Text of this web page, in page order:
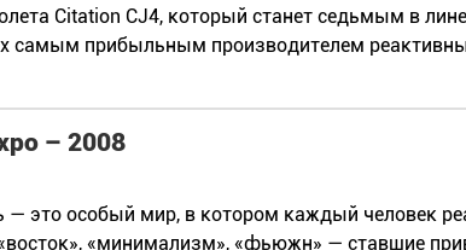
Citation CJ4, который станет седьмым в
самым прибыльным производителем
– 2008
— это особый мир, в котором каждый человек
«минимализм», «фьюжн» — ставшие